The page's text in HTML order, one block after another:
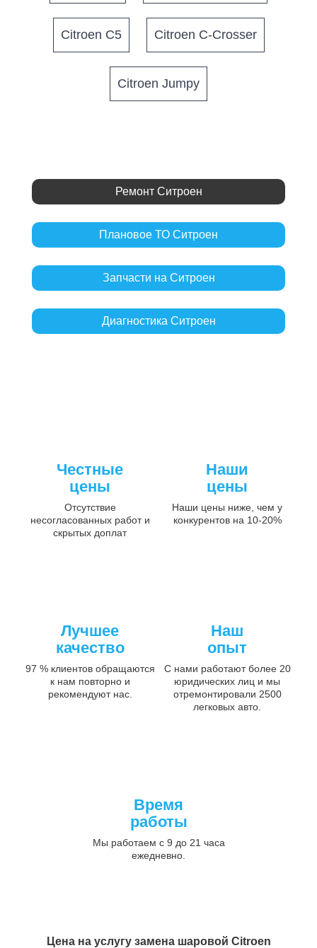
Citroen C5 Citroen C-Crosser
Citroen Jumpy
Ремонт Ситроен
Плановое ТО Ситроен
Запчасти на Ситроен
Диагностика Ситроен
Честные
цены
Отсутствие
несогласованных работ и
скрытых доплат
Наши
цены
Наши цены ниже, чем у
конкурентов на 10-20%
Лучшее
качество
97 % клиентов обращаются
к нам повторно и
рекомендуют нас.
Наш
опыт
С нами работают более 20
юридических лиц и мы
отремонтировали 2500
легковых авто.
Время
работы
Мы работаем с 9 до 21 часа
ежедневно.
Цена на услугу замена шаровой Citroen